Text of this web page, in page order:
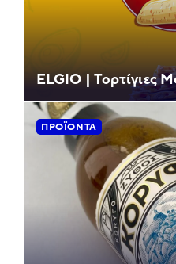
ELGIO | Τορτίγιες
ΠΡΟΪΌΝΤΑ